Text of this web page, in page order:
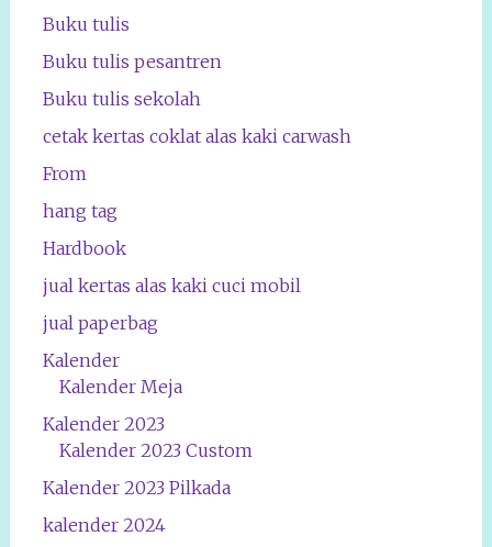
Buku tulis
Buku tulis pesantren
Buku tulis sekolah
cetak kertas coklat alas kaki carwash
From
hang tag
Hardbook
jual kertas alas kaki cuci mobil
jual paperbag
Kalender
Kalender Meja
Kalender 2023
Kalender 2023 Custom
Kalender 2023 Pilkada
kalender 2024